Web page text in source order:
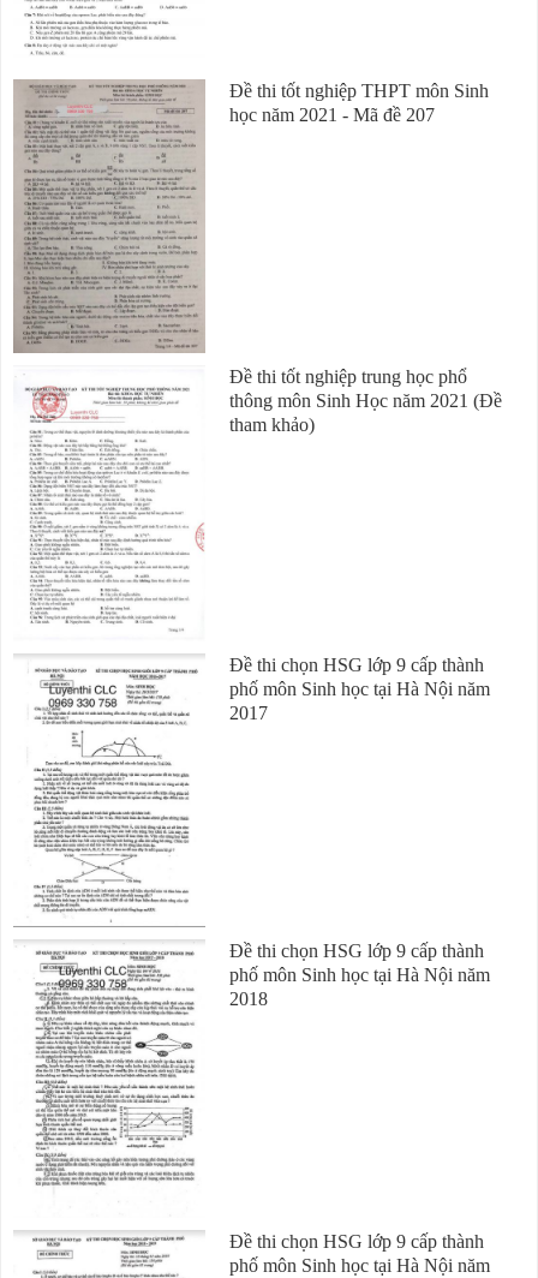
Đề thi tốt nghiệp THPT môn Sinh
học năm 2021 - Mã đề 207
Đề thi tốt nghiệp trung học phổ
thông môn Sinh Học năm 2021 (Đề
tham khảo)
Đề thi chọn HSG lớp 9 cấp thành
phố môn Sinh học tại Hà Nội năm
2017
Đề thi chọn HSG lớp 9 cấp thành
phố môn Sinh học tại Hà Nội năm
2018
Đề thi chọn HSG lớp 9 cấp thành
phố môn Sinh học tại Hà Nội năm